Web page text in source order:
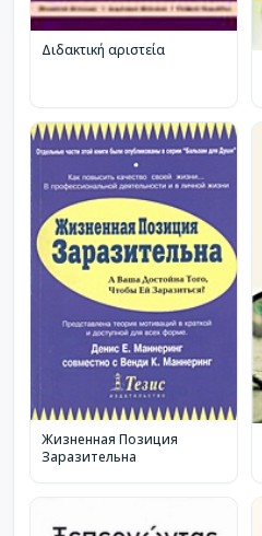
Διδακτική αριστεία
Жизненная Позиция
Заразительна